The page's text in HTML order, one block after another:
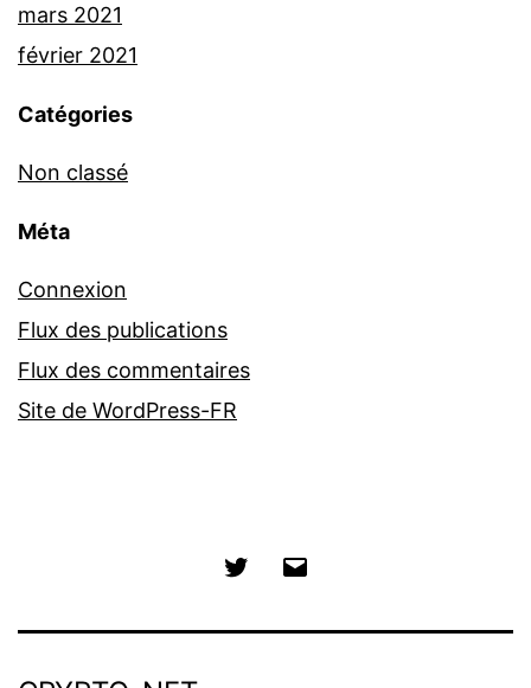
mars 2021
février 2021
Catégories
Non classé
Méta
Connexion
Flux des publications
Flux des commentaires
Site de WordPress-FR
Twitter